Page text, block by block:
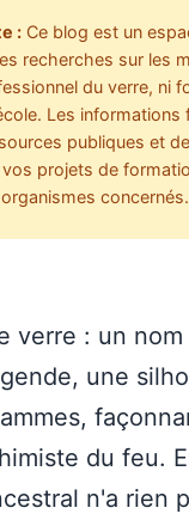
: Ce blog est un
recherches sur les
du verre, ni
Les informations
publiques et
projets de
concernés.
verre : un
une
du feu.
n'a rien